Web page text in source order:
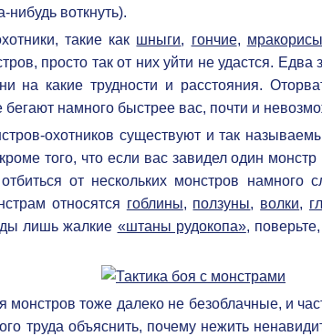
нибудь воткнуть).
такие как шныги, гончие, мракорисы
просто так от них уйти не удастся. Едва
на какие трудности и расстояния.
бегают намного быстрее вас, почти и
охотников существуют и так
того, что если вас завидел один монстр
от нескольких монстров намного
относятся гоблины, ползуны, волки,
лишь жалкие «штаны рудокопа»,
тоже далеко не безоблачные, и
труда объяснить, почему нежить